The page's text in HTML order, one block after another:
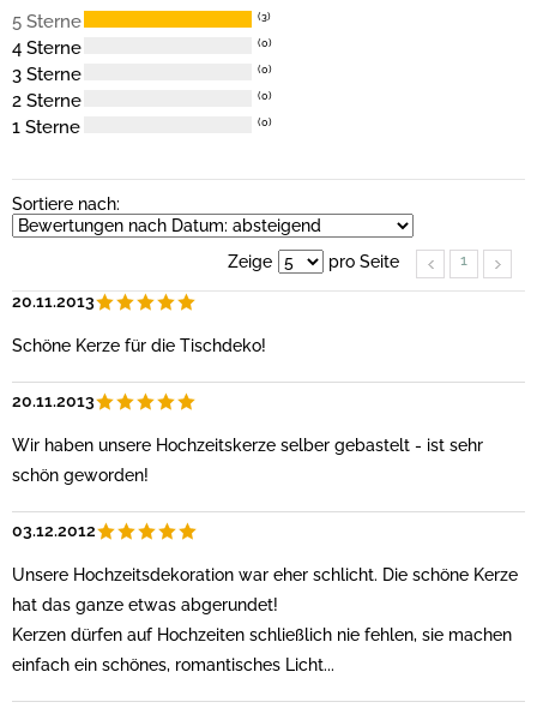
5 Sterne (3)
4 Sterne (0)
3 Sterne (0)
2 Sterne (0)
1 Sterne (0)
Sortiere nach:
Zeige pro Seite 1
20.11.2013
Schöne Kerze für die Tischdeko!
20.11.2013
Wir haben unsere Hochzeitskerze selber gebastelt - ist sehr
schön geworden!
03.12.2012
Unsere Hochzeitsdekoration war eher schlicht. Die schöne Kerze
hat das ganze etwas abgerundet!
Kerzen dürfen auf Hochzeiten schließlich nie fehlen, sie machen
einfach ein schönes, romantisches Licht...